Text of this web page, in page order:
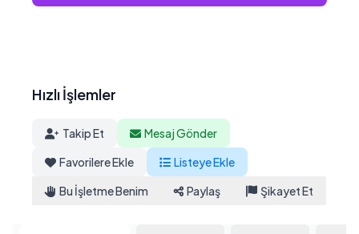
Hızlı İşlemler
Takip Et
Mesaj Gönder
Favorilere Ekle
Listeye Ekle
Bu İşletme Benim
Paylaş Şikayet Et